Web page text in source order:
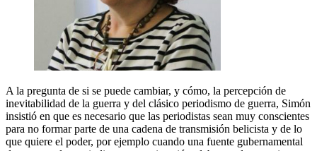
A la pregunta de si se puede cambiar, y cómo, la percepción de
inevitabilidad de la guerra y del clásico periodismo de guerra, Simón
insistió en que es necesario que las periodistas sean muy conscientes
para no formar parte de una cadena de transmisión belicista y de lo
que quiere el poder, por ejemplo cuando una fuente gubernamental